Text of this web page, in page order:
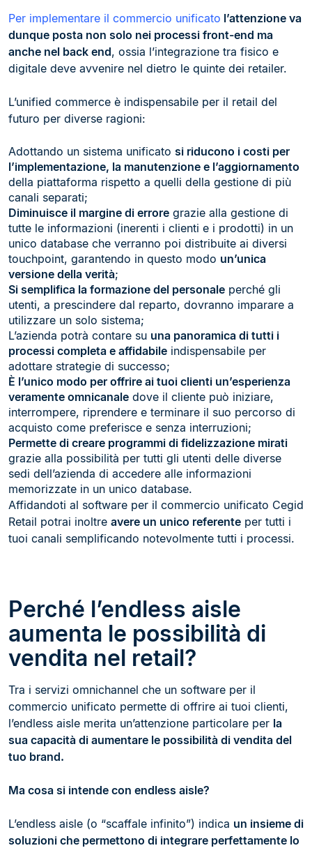
Per implementare il commercio unificato l’attenzione va
dunque posta non solo nei processi front-end ma
anche nel back end, ossia l’integrazione tra fisico e
digitale deve avvenire nel dietro le quinte dei retailer.
L’unified commerce è indispensabile per il retail del
futuro per diverse ragioni:
Adottando un sistema unificato si riducono i costi per
l’implementazione, la manutenzione e l’aggiornamento
della piattaforma rispetto a quelli della gestione di più
canali separati;
Diminuisce il margine di errore grazie alla gestione di
tutte le informazioni (inerenti i clienti e i prodotti) in un
unico database che verranno poi distribuite ai diversi
touchpoint, garantendo in questo modo un’unica
versione della verità;
Si semplifica la formazione del personale perché gli
utenti, a prescindere dal reparto, dovranno imparare a
utilizzare un solo sistema;
L’azienda potrà contare su una panoramica di tutti i
processi completa e affidabile indispensabile per
adottare strategie di successo;
È l’unico modo per offrire ai tuoi clienti un’esperienza
veramente omnicanale dove il cliente può iniziare,
interrompere, riprendere e terminare il suo percorso di
acquisto come preferisce e senza interruzioni;
Permette di creare programmi di fidelizzazione mirati
grazie alla possibilità per tutti gli utenti delle diverse
sedi dell’azienda di accedere alle informazioni
memorizzate in un unico database.
Affidandoti al software per il commercio unificato Cegid
Retail potrai inoltre avere un unico referente per tutti i
tuoi canali semplificando notevolmente tutti i processi.
Perché l’endless aisle
aumenta le possibilità di
vendita nel retail?
Tra i servizi omnichannel che un software per il
commercio unificato permette di offrire ai tuoi clienti,
l’endless aisle merita un’attenzione particolare per la
sua capacità di aumentare le possibilità di vendita del
tuo brand.
Ma cosa si intende con endless aisle?
L’endless aisle (o “scaffale infinito”) indica un insieme di
soluzioni che permettono di integrare perfettamente lo